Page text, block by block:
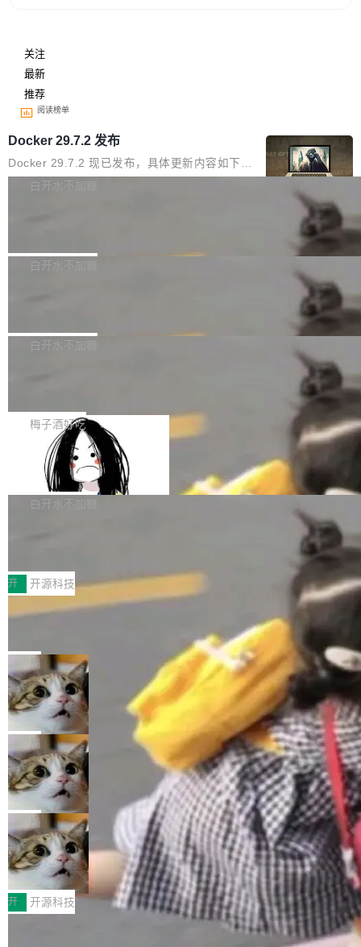
关注
最新
推荐
阅读榜单
Docker 29.7.2 发布
Docker 29.7.2 现已发布，具体更新内容如下：
Bug fixes and enhancements 修复多次传递同
一个回归问题，该问题导致拉取镜像时会拒绝包
题，该问题可能导致在旧版 Linux 内核...
白开水不加糖
e 孵化器项目管理委员会（IPMC）投票中获得
P）！这一里程碑不仅标志着 Fluss 迈入新的发
白开水不加糖
长期停止内容更新，未能实现其作为“AI版维基百
提交的编辑请求也长期处于待处理状态。 Groki
pedia 于去年底上线，定位为由人工智能生成内
容的百科平台，被马斯克视为传统众包百科网站
维基百科的替代方案。Lawfare 调查发现，无论
热门页面还是低关注度页面，均未出现近期更
白开水不加糖
是这样的：配 MessageSource 的 Bean、写 R
eloadableResourceBundleMessageSource、
声明 LocaleResolver、注册 LocaleChangeInt
erceptor…五六步之后才能看到第一行翻译文
本。 Solon 换了个方式。整个 i18n 模块围绕三
梅子酒好吃
Apache Doris 4.1 全面增强 Iceberg：
支持 UPDATE、MERGE INTO 与 Iceb
erg V3
Apache Doris 4.1 要补齐的，正是缺失的那一
半。在已有查询能力的基础上，Doris 进一步支
常维护操作，并完整支持 Iceberg V3 格式。
白开水不加糖
村国家自主创新示范区会议中心开幕。本届大会
由中关村智联软件服务业质量创新联盟主办，以
“智构可信·质创未来——AI原生时代的质量新范
式”为主题，直面AI从实验室走向规模化产业落地
的核心质量命题。会上，《2026智能研发生产力
工具选型手册》发布，Testin云测的Testin XAge
nt智能测试系统入选AI测试领域代表产品。对CI
O而言，这提示了一个转变：AI测试正在从效率
工具升级为企业的质量基础设施。 CIO面对的新
现实 过去两年，CIO们的焦虑清单上多了两项：
一是如何让大模型和智能体应用安全地从PoC走
向生产，二是如何让测试团队跟得上AI应用...
开 开源科技
让非法状态不可表示：一篇关于 ADT
有一种东西，一旦用过就回不去了。Alex Fedos
eev 管它叫"软件设计的基石"。 他说的东西不新
鲜——代数数据类型（ADT），尤其是和类型
（sum type）。但他说清楚了一件事：这不是类
型系统的学术体操，是日常编码的思维方式。 文
章从一个简单的例子切入。一个网站的深色主题
设置，如果用布尔值 + 可空字段来表示——bool
ean 表示是否可切换，nullable 的默认模式、浅
色方案、深色方案——会产生大量无意义的组
合。方案缺了、配置冲突了、全 null 了。要知道
哪些组合有效，作者说，你得靠"文档、校验、或
者部落知识"。 换个写法。Rust 的 enum，两个
变体：Switchable...
局
Cloudflare 开源内部企业 AI 平台 Clou
dflare OS
Cloudflare 发布了一个开源项目 Cloudflare O
S。如果你只看官方博客，你会觉得这是又一
个"AI 知识库 + 聊天机器人"——每个大厂都在
做，没什么新鲜的。 但 Kenton Varda 在 Twitte
r 上把事情说清楚了： 今天我们发布了 Cloudfla
re OS，一个带连接器的聊天机器人，跟其他所
有科技公司做的一样。只不过，实际上它不一
样。这是 Sandstorm.io 的重制版，我十年前的
那个创业公司。不同的是，这次它构建在 Cloudf
lare Workers 上——我花了九年时间搭建的平台
——并且深度集成了 AI。这基本上是我十年秘密
局
Deno 团队开源 Celld，可自托管的分
布式 Durable Objects
Ryan Dahl 领导的 Deno 团队推出了最新开源项
目 Celld，一个能在自己机器上运行 Cloudflare
Workers 和 Durable Objects 的守护进程。 设
计思路很直接：每个对象是一个独立的 SQLite
数据库，按名称寻址，复制到你自己的 S3 兼容
存储库里。节点之间只通过这个存储库协调——
没有控制平面，没有共识协议。每个对象自带一
个小型数据库，应用天然按分片构建，单个数据
局
鲁大师7月新机性能/流畅/AI榜：vivo夺
性能、流畅双第一，三星Galaxy Z系列
新折叠缺席
2026年7月的手机市场，由于存储等硬件成本暴
增，手机厂商的日子也不好过啊，新机速度明显
放缓，因此硝烟味淡了许多。新机参数规格除开
高价的三星折叠（三星Galaxy Z Fold8 Ultra / Z
开 开源科技